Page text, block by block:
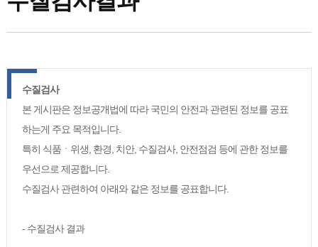
수질검사
본 게시판은 정보공개법에 따라 국민의 안전과 관련된 정보를 공표
하는게 주요 목적입니다.
특히 식품ㆍ위생, 환경, 치안, 수질검사, 안전점검 등에 관한 정보를
우선으로 제공합니다.
수질검사 관련하여 아래와 같은 정보를 공표합니다.
- 수질검사 결과